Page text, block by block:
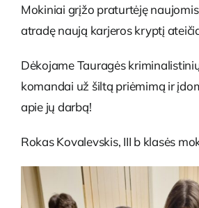
Mokiniai grįžo praturtėję
atradę naują karjeros kryptį
Dėkojame Tauragės
komandai už šiltą priėmimą ir
apie jų darbą!
Rokas Kovalevskis, III b klasės